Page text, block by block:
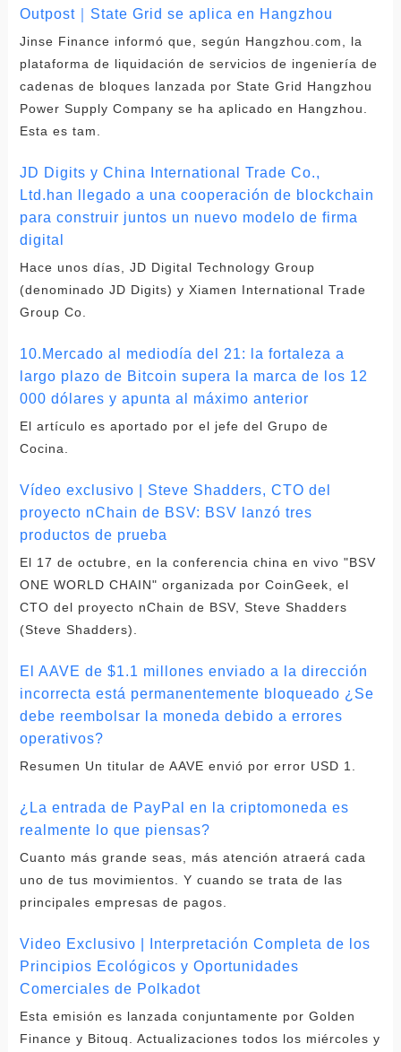
Outpost｜State Grid se aplica en Hangzhou
Jinse Finance informó que, según Hangzhou.com, la
plataforma de liquidación de servicios de ingeniería de
cadenas de bloques lanzada por State Grid Hangzhou
Power Supply Company se ha aplicado en Hangzhou.
Esta es tam.
JD Digits y China International Trade Co.,
Ltd.han llegado a una cooperación de blockchain
para construir juntos un nuevo modelo de firma
digital
Hace unos días, JD Digital Technology Group
(denominado JD Digits) y Xiamen International Trade
Group Co.
10.Mercado al mediodía del 21: la fortaleza a
largo plazo de Bitcoin supera la marca de los 12
000 dólares y apunta al máximo anterior
El artículo es aportado por el jefe del Grupo de
Cocina.
Vídeo exclusivo | Steve Shadders, CTO del
proyecto nChain de BSV: BSV lanzó tres
productos de prueba
El 17 de octubre, en la conferencia china en vivo "BSV
ONE WORLD CHAIN" organizada por CoinGeek, el
CTO del proyecto nChain de BSV, Steve Shadders
(Steve Shadders).
El AAVE de $1.1 millones enviado a la dirección
incorrecta está permanentemente bloqueado ¿Se
debe reembolsar la moneda debido a errores
operativos?
Resumen Un titular de AAVE envió por error USD 1.
¿La entrada de PayPal en la criptomoneda es
realmente lo que piensas?
Cuanto más grande seas, más atención atraerá cada
uno de tus movimientos. Y cuando se trata de las
principales empresas de pagos.
Video Exclusivo | Interpretación Completa de los
Principios Ecológicos y Oportunidades
Comerciales de Polkadot
Esta emisión es lanzada conjuntamente por Golden
Finance y Bitouq. Actualizaciones todos los miércoles y